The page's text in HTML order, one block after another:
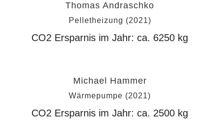
Thomas Andraschko
Pelletheizung (2021)
CO2 Ersparnis im Jahr: ca. 6250 kg
Michael Hammer
Wärmepumpe (2021)
CO2 Ersparnis im Jahr: ca. 2500 kg